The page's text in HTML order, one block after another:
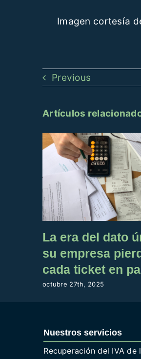
Imagen cortesía
Previous
Artículos
La era del dato
su empresa
cada ticket en
octubre 27th, 2025
Nuestros servicios
Recuperación del IVA de